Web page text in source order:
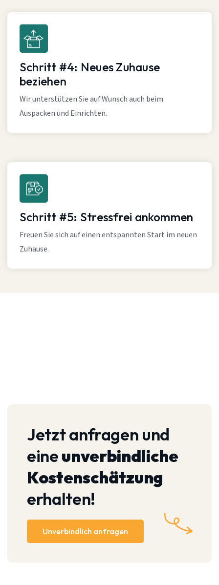
Schritt #4: Neues Zuhause
beziehen
Wir unterstützen Sie auf Wunsch auch beim
Auspacken und Einrichten.
Schritt #5: Stressfrei ankommen
Freuen Sie sich auf einen entspannten Start im neuen
Zuhause.
Jetzt anfragen und
eineunverbindliche
Kostenschätzung
erhalten!
Unverbindlich anfragen